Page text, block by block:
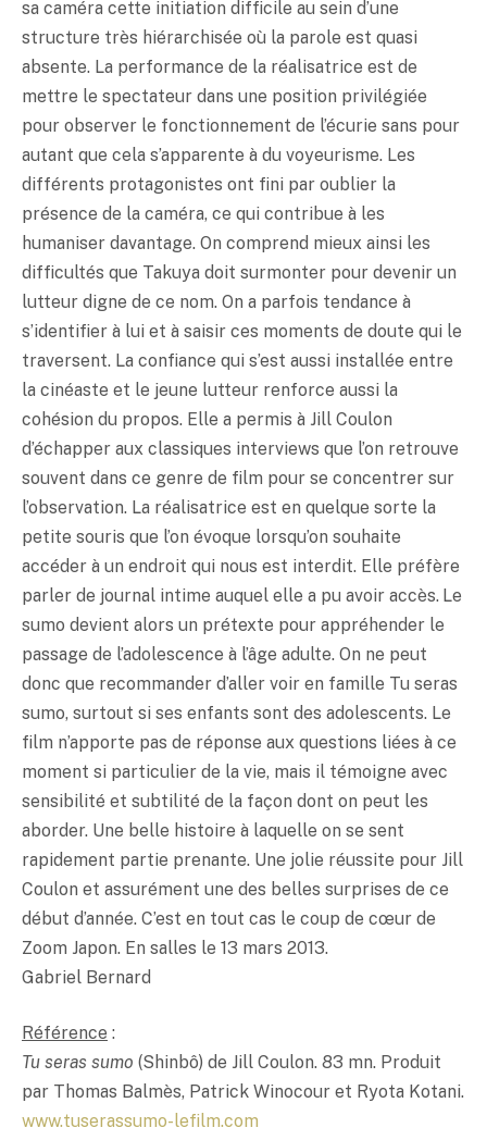
sa caméra cette initiation difficile au sein d’une
structure très hiérarchisée où la parole est quasi
absente. La performance de la réalisatrice est de
mettre le spectateur dans une position privilégiée
pour observer le fonctionnement de l’écurie sans pour
autant que cela s’apparente à du voyeurisme. Les
différents protagonistes ont fini par oublier la
présence de la caméra, ce qui contribue à les
humaniser davantage. On comprend mieux ainsi les
difficultés que Takuya doit surmonter pour devenir un
lutteur digne de ce nom. On a parfois tendance à
s’identifier à lui et à saisir ces moments de doute qui le
traversent. La confiance qui s’est aussi installée entre
la cinéaste et le jeune lutteur renforce aussi la
cohésion du propos. Elle a permis à Jill Coulon
d’échapper aux classiques interviews que l’on retrouve
souvent dans ce genre de film pour se concentrer sur
l’observation. La réalisatrice est en quelque sorte la
petite souris que l’on évoque lorsqu’on souhaite
accéder à un endroit qui nous est interdit. Elle préfère
parler de journal intime auquel elle a pu avoir accès. Le
sumo devient alors un prétexte pour appréhender le
passage de l’adolescence à l’âge adulte. On ne peut
donc que recommander d’aller voir en famille Tu seras
sumo, surtout si ses enfants sont des adolescents. Le
film n’apporte pas de réponse aux questions liées à ce
moment si particulier de la vie, mais il témoigne avec
sensibilité et subtilité de la façon dont on peut les
aborder. Une belle histoire à laquelle on se sent
rapidement partie prenante. Une jolie réussite pour Jill
Coulon et assurément une des belles surprises de ce
début d’année. C’est en tout cas le coup de cœur de
Zoom Japon. En salles le 13 mars 2013.
Gabriel Bernard
Référence :
Tu seras sumo (Shinbô) de Jill Coulon. 83 mn. Produit
par Thomas Balmès, Patrick Winocour et Ryota Kotani.
www.tuserassumo-lefilm.com